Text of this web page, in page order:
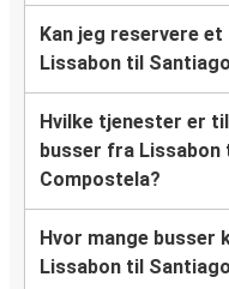
Kan jeg reservere
Lissabon til
Hvilke tjenester er
busser fra Lissabon
Compostela?
Hvor mange
Lissabon til